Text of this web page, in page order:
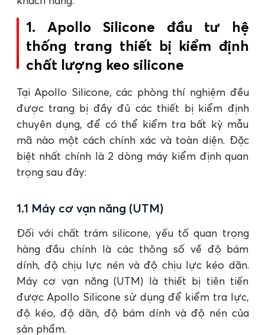
1. Apollo Silicone đầu tư hệ
thống trang thiết bị kiểm định
chất lượng keo silicone
Tại Apollo Silicone, các phòng thí nghiệm đều
được trang bị đầy đủ các thiết bị kiểm định
chuyên dụng, để có thể kiểm tra bất kỳ mẫu
mã nào một cách chính xác và toàn diện. Đặc
biệt nhất chính là 2 dòng máy kiểm định quan
trọng sau đây:
1.1 Máy cơ vạn năng (UTM)
Đối với chất trám silicone, yếu tố quan trọng
hàng đầu chính là các thông số về độ bám
dính, độ chịu lực nén và độ chịu lực kéo dãn.
Máy cơ vạn năng (UTM) là thiết bị tiên tiến
được Apollo Silicone sử dụng để kiểm tra lực,
độ kéo, độ dãn, độ bám dính và độ nén của
sản phẩm.